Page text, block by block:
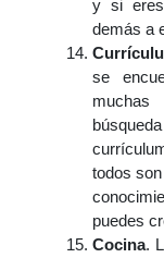
y si
demás a
se
todos
puedes
Cocina.